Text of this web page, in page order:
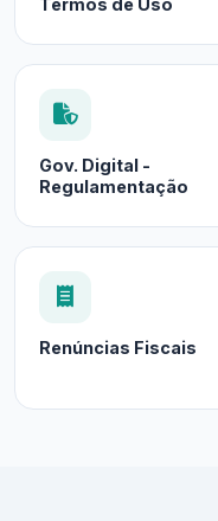
Termos de Uso
Gov. Digital -
Regulamentação
Renúncias Fiscais